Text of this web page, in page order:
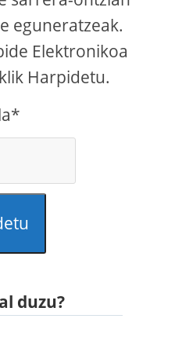
eguneratzeak.
Elektronikoa
Harpidetu.
duzu?